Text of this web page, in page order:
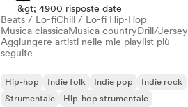
&gt; 4900 risposte date
Beats / Lo-fiChill / Lo-fi Hip-Hop
Musica classicaMusica countryDrill/Jersey
Aggiungere artisti nelle mie playlist più
seguite
Hip-hop Indie folk Indie pop
Indie rock
Strumentale
Hip-hop strumentale